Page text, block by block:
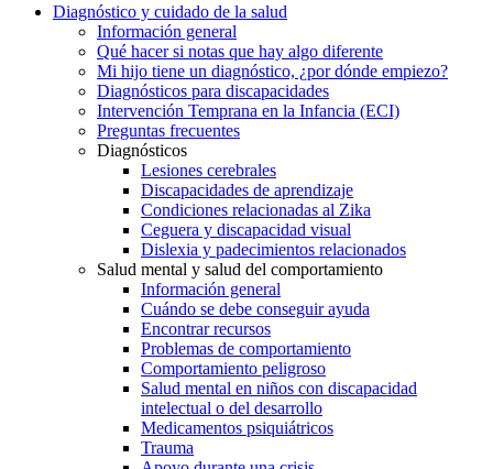
Diagnóstico y cuidado de la salud
Información general
Qué hacer si notas que hay algo diferente
Mi hijo tiene un diagnóstico, ¿por dónde empiezo?
Diagnósticos para discapacidades
Intervención Temprana en la Infancia (ECI)
Preguntas frecuentes
Diagnósticos
Lesiones cerebrales
Discapacidades de aprendizaje
Condiciones relacionadas al Zika
Ceguera y discapacidad visual
Dislexia y padecimientos relacionados
Salud mental y salud del comportamiento
Información general
Cuándo se debe conseguir ayuda
Encontrar recursos
Problemas de comportamiento
Comportamiento peligroso
Salud mental en niños con discapacidad
intelectual o del desarrollo
Medicamentos psiquiátricos
Trauma